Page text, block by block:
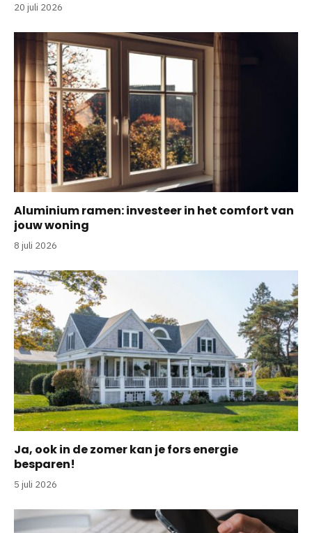
20 juli 2026
Aluminium ramen: investeer in het comfort van
jouw woning
8 juli 2026
Ja, ook in de zomer kan je fors energie
besparen!
5 juli 2026